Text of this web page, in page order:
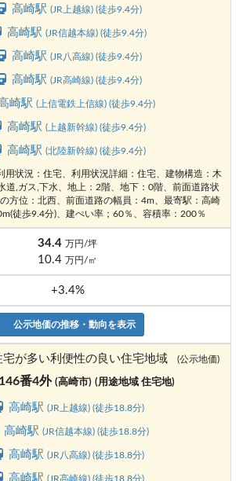
高崎駅 (JR上越線) (徒歩9.4分)
高崎駅 (JR信越本線) (徒歩9.4分)
高崎駅 (JR八高線) (徒歩9.4分)
高崎駅 (JR高崎線) (徒歩9.4分)
崎駅(上信電鉄上信線) (徒歩9.4分)
高崎駅(上越新幹線) (徒歩9.4分)
高崎駅(北陸新幹線) (徒歩9.4分)
用状況：住宅、利用状況詳細：住宅、建物構造：木
道,ガス,下水、地上：2階、地下：0階、前面道路状
方位：北西、前面道路の幅員：4m、最寄駅：高崎
徒歩9.4分)、建ぺい率；60％、容積率：200％
34.4 万円/坪
10.4 万円/㎡
+3.4%
公示地価の推移・動向を表示
宅が多い利便性の良い住宅地域 (公示地価)
番4外 (高崎市) (用途地域 住宅地)
高崎駅(JR上越線) (徒歩18.8分)
高崎駅(JR信越本線) (徒歩18.8分)
高崎駅(JR八高線) (徒歩18.8分)
高崎駅(JR高崎線) (徒歩18.8分)